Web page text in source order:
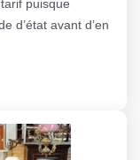
puisque
d’état avant d’en